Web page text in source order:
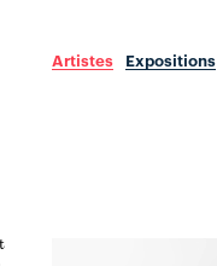
Artistes
Expositions